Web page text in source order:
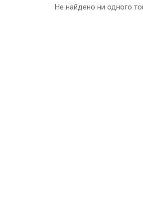
Не найдено ни одного